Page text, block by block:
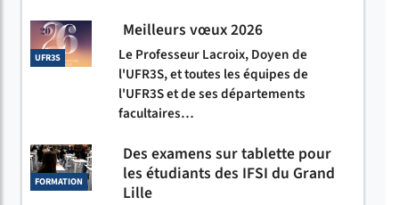
UFR3S
Meilleurs vœux 2026
Le Professeur Lacroix, Doyen de
l'UFR3S, et toutes les équipes de
l'UFR3S et de ses départements
facultaires…
FORMATION
Des examens sur tablette pour
les étudiants des IFSI du Grand
Lille